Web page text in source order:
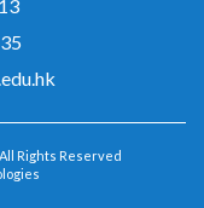
Rights Reserved